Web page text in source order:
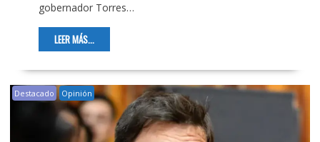
gobernador Torres…
LEER MÁS...
Destacado Opinión